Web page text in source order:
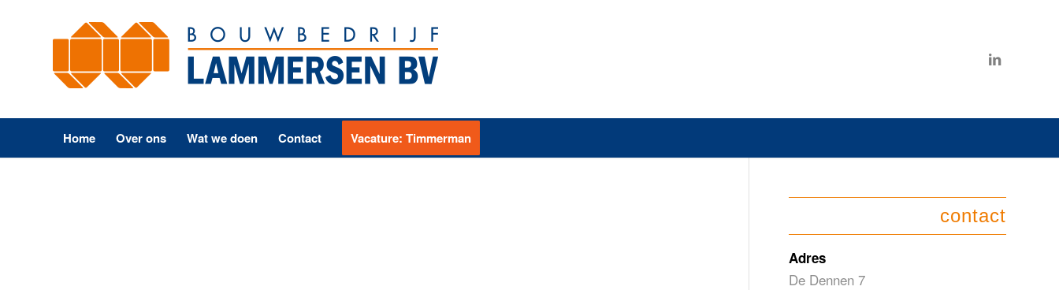
Home Over ons Wat we doen Contact Vacature: Timmerman
contact
Adres
De Dennen 7